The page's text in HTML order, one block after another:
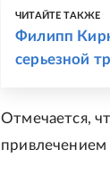
ЧИТАЙТЕ ТАКЖЕ
Филипп
серьезной
Отмечается,
привлечением